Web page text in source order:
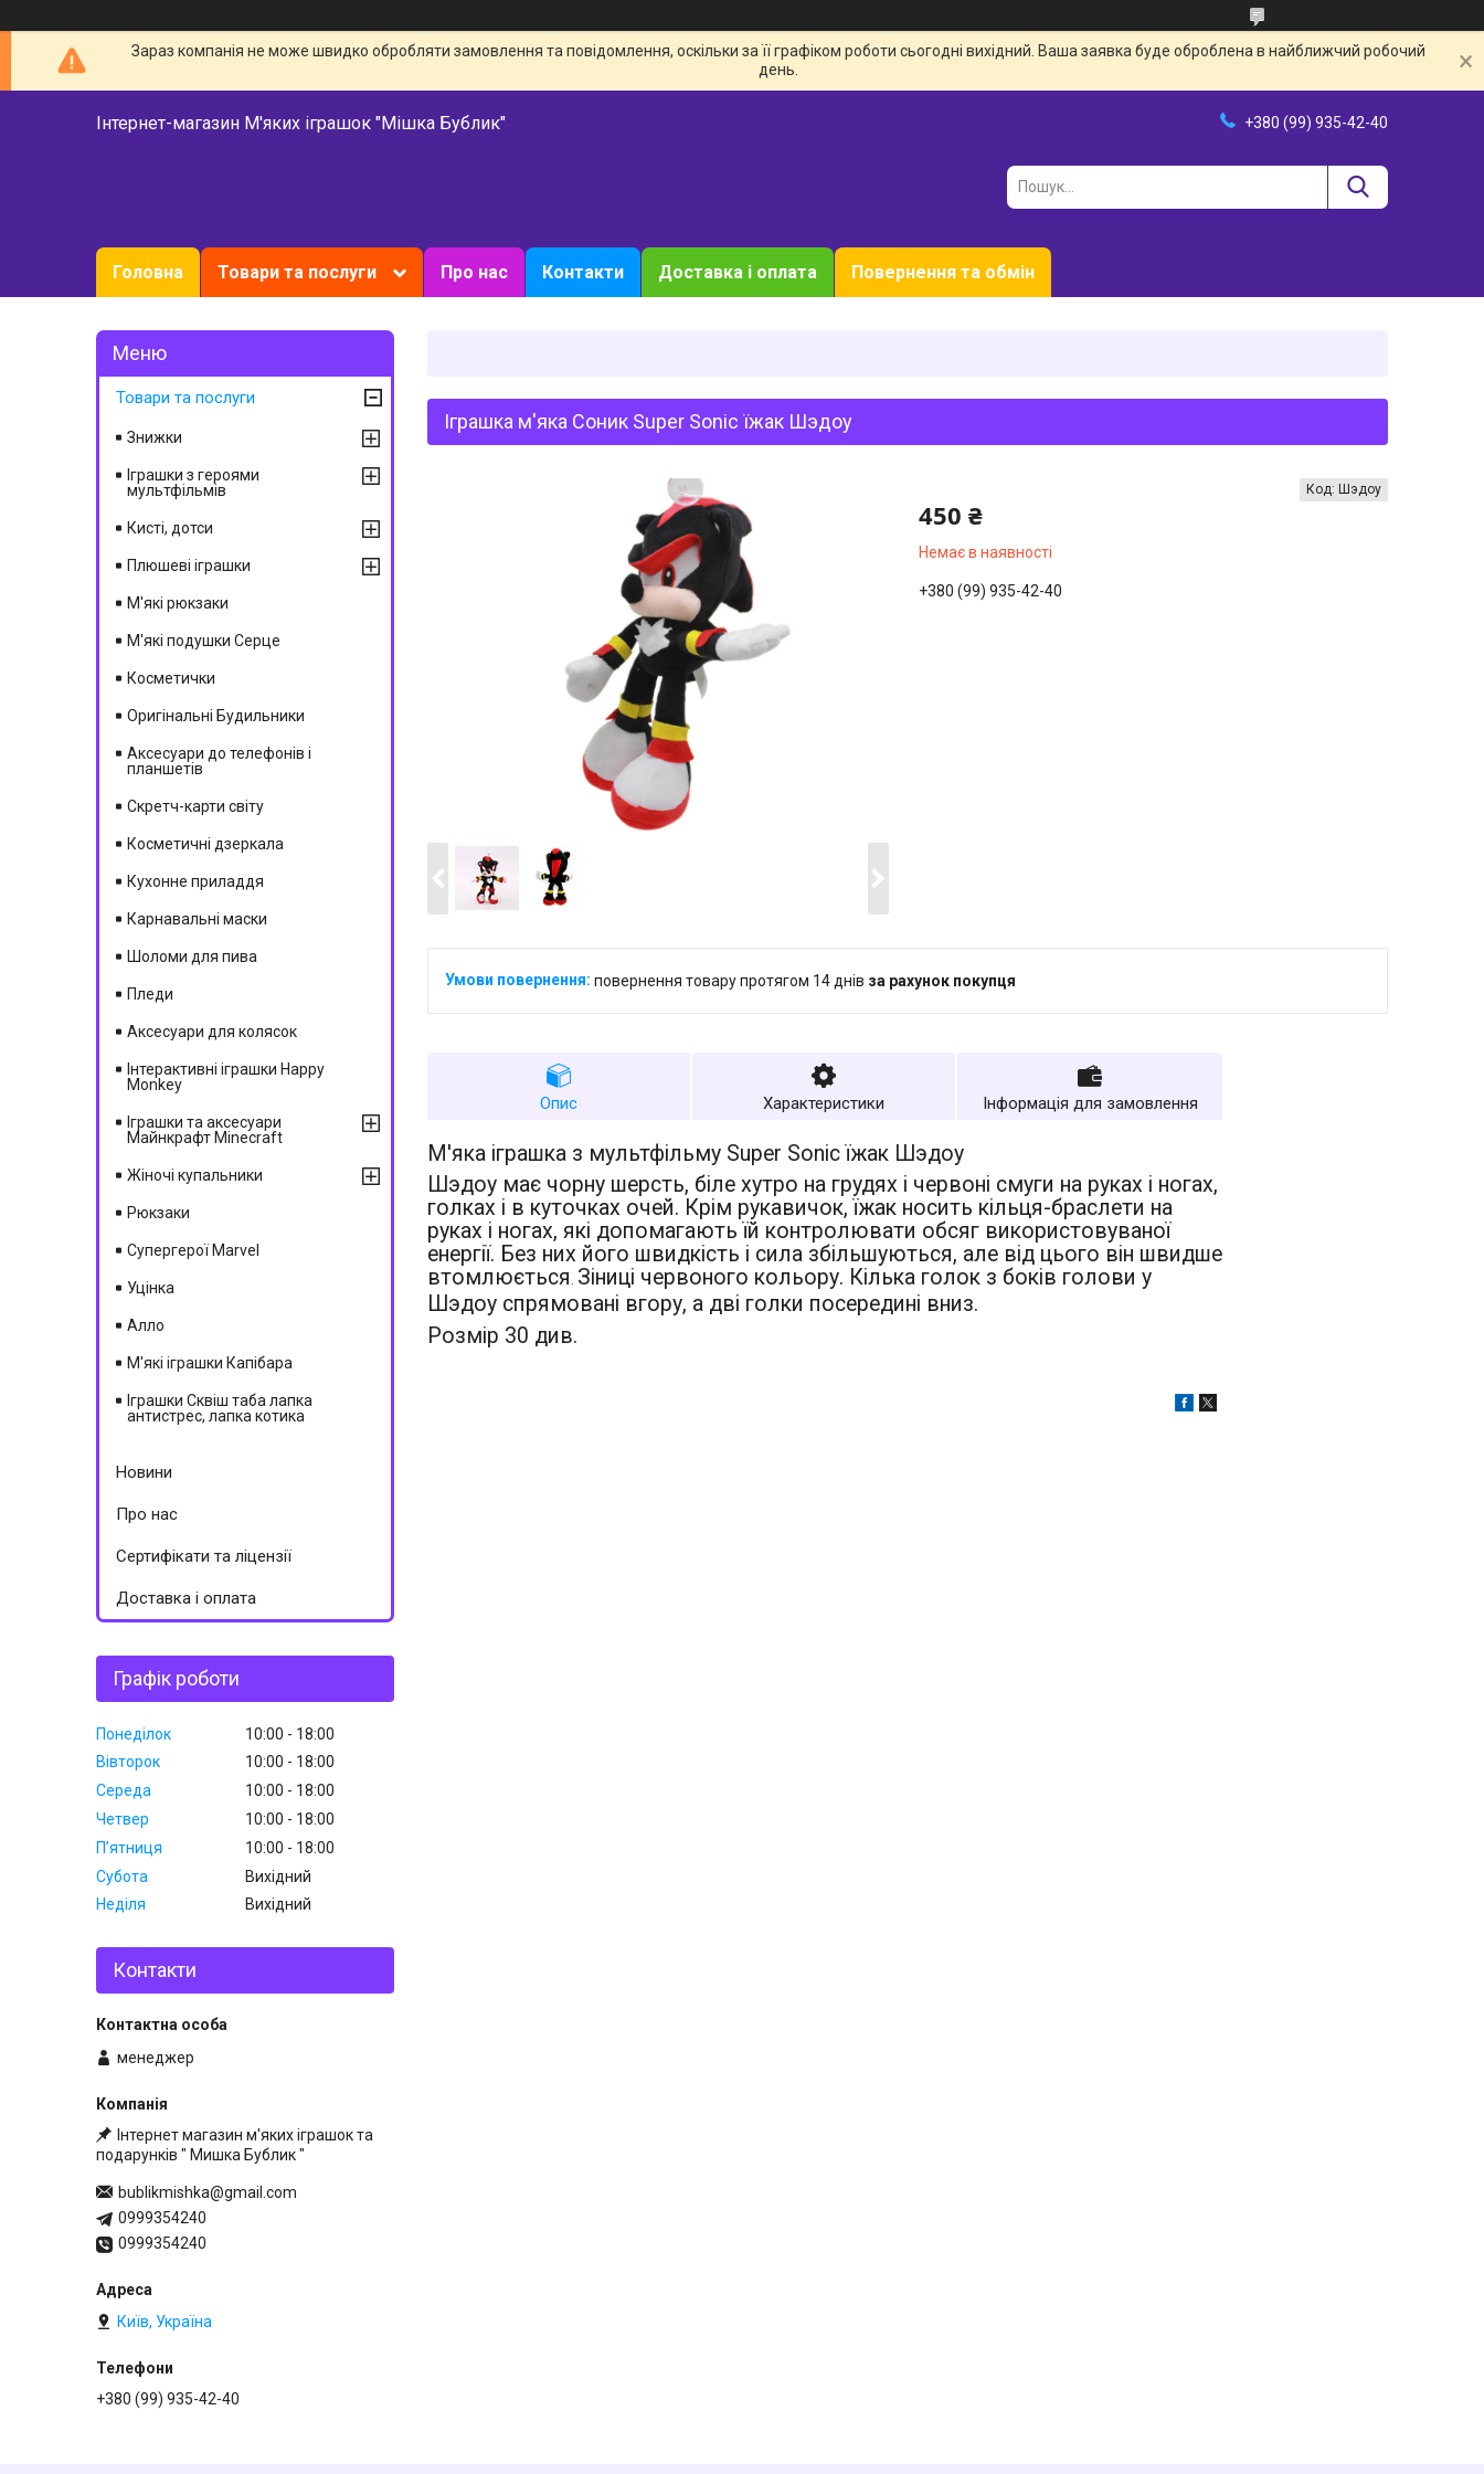
Зараз компанія не може швидко обробляти замовлення та повідомлення, оскільки за її графіком роботи сьогодні вихідний. Ваша заявка буде оброблена в найближчий робочий
день.
Інтернет-магазин М'яких іграшок "Мішка Бублик" +380 (99) 935-42-40
Головна Товари та послуги Про нас Контакти Доставка і оплата Повернення та обмін
Іграшка м'яка Соник Super Sonic їжак Шэдоу
450 ₴
Немає в наявності
Код: Шэдоу
+380 (99) 935-42-40
повернення товару протягом 14 днів за рахунок покупця
Опис Характеристики Інформація для замовлення
М'яка іграшка з мультфільму Super Sonic їжак Шэдоу
Шэдоу має чорну шерсть, біле хутро на грудях і червоні смуги на руках і ногах,
голках і в куточках очей. Крім рукавичок, їжак носить кільця-браслети на
руках і ногах, які допомагають їй контролювати обсяг використовуваної
енергії. Без них його швидкість і сила збільшуються, але від цього він швидше
втомлюється . Зіниці червоного кольору. Кілька голок з боків голови у
Шэдоу спрямовані вгору, а дві голки посередині вниз.
Розмір 30 див.
Товари та послуги
Знижки
Іграшки з героями
мультфільмів
Кисті, дотси
Плюшеві іграшки
М'які рюкзаки
М'які подушки Серце
Косметички
Оригінальні Будильники
Аксесуари до телефонів і
планшетів
Скретч-карти світу
Косметичні дзеркала
Кухонне приладдя
Карнавальні маски
Шоломи для пива
Пледи
Аксесуари для колясок
Інтерактивні іграшки Happy
Monkey
Іграшки та аксесуари
Майнкрафт Minecraft
Жіночі купальники
Рюкзаки
Супергерої Marvel
Уцінка
Алло
М'які іграшки Капібара
Іграшки Сквіш таба лапка
антистрес, лапка котика
Новини
Про нас
Сертифікати та ліцензії
Доставка і оплата
Графік роботи
Понеділок 10:00
18:00
Вівторок
10:00
18:00
Середа
10:00
18:00
Четвер
10:00
18:00
Пʼятниця
10:00
18:00
Субота
Вихідний
Неділя
Вихідний
Контакти
менеджер
Інтернет магазин м'яких іграшок та
подарунків " Мишка Бублик "
bublikmishka@gmail.com
0999354240
0999354240
Київ, Україна
+380 (99) 935-42-40